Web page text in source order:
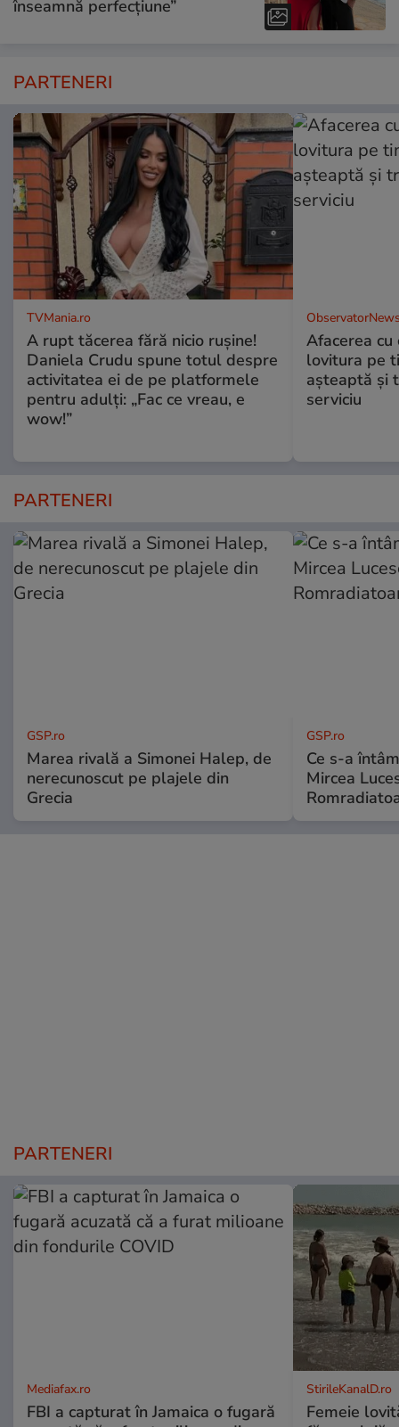
înseamnă perfecțiune”
PARTENERI
TVMania.ro
A rupt tăcerea fără nicio rușine!
Daniela Crudu spune totul despre
activitatea ei de pe platformele
pentru adulți: „Fac ce vreau, e
wow!”
Afacerea
lovitura pe
aşteaptă şi
serviciu
PARTENERI
GSP.ro
Marea rivală a Simonei Halep, de
nerecunoscut pe plajele din
Grecia
GSP.ro
Ce s-a
Mircea
PARTENERI
Mediafax.ro
FBI a capturat în Jamaica o fugară
StirileKanalD.ro
Femeie